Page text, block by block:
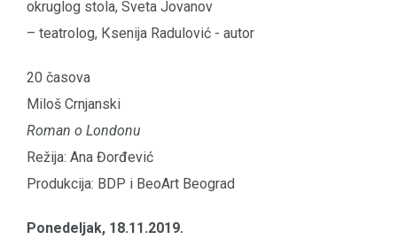
okruglog stola, Sveta Jovanov
– teatrolog, Кsenija Radulović - autor
20 časova
Miloš Crnjanski
Roman o Londonu
Režija: Ana Đorđević
Produkcija: BDP i BeoArt Beograd
Ponedeljak, 18.11.2019.